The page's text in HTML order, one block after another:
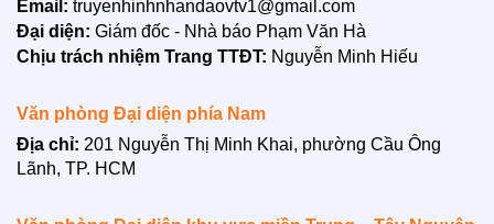
Email: truyenhinhnhandaovtv1@gmail.com
Đại diện: Giám đốc - Nhà báo Phạm Văn Hà
Chịu trách nhiệm Trang TTĐT: Nguyễn Minh Hiếu
Văn phòng Đại diện phía Nam
Địa chỉ: 201 Nguyễn Thị Minh Khai, phường Cầu Ông
Lãnh, TP. HCM